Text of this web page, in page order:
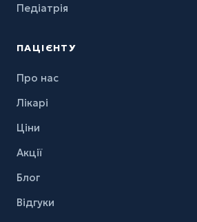
Педіатрія
ПАЦІЄНТУ
Про нас
Лікарі
Ціни
Акції
Блог
Відгуки